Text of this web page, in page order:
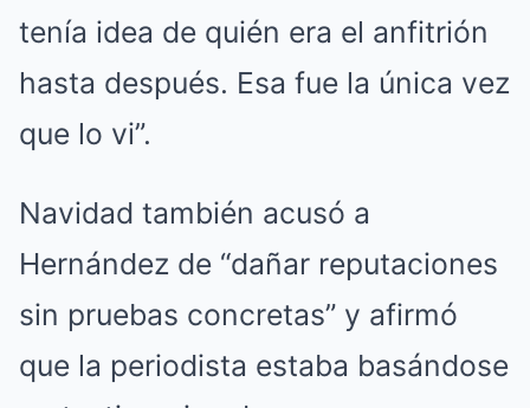
tenía idea de quién era el anfitrión
hasta después. Esa fue la única vez
que lo vi”.
Navidad también acusó a
Hernández de “dañar reputaciones
sin pruebas concretas” y afirmó
que la periodista estaba basándose